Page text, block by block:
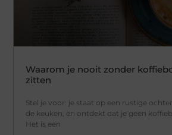
Waarom je nooit zonder
zitten
Stel je voor: je staat op een rustige
de keuken, en ontdekt dat je geen
Het is een